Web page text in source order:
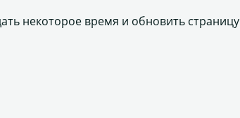
некоторое время и обновить страницу